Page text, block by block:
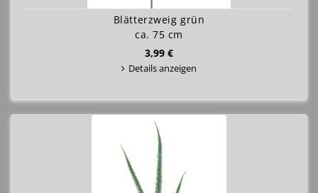
Blätterzweig grün
ca. 75 cm
3,99 €
Details anzeigen